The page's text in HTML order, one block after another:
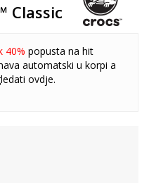
Classic
40% popusta na hit
automatski u korpi a
ovdje.